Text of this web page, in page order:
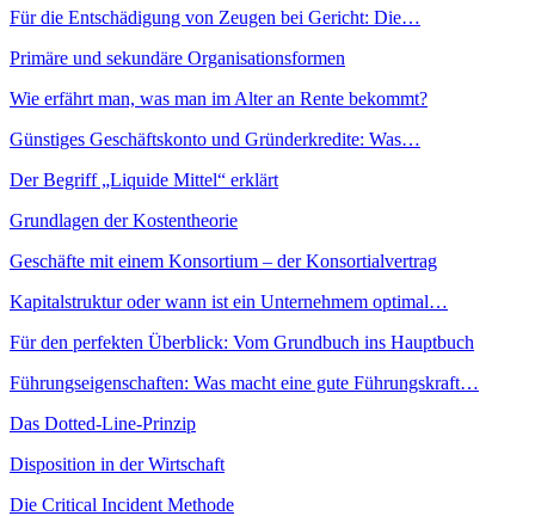
Für die Entschädigung von Zeugen bei Gericht: Die…
Primäre und sekundäre Organisationsformen
Wie erfährt man, was man im Alter an Rente bekommt?
Günstiges Geschäftskonto und Gründerkredite: Was…
Der Begriff „Liquide Mittel“ erklärt
Grundlagen der Kostentheorie
Geschäfte mit einem Konsortium – der Konsortialvertrag
Kapitalstruktur oder wann ist ein Unternehmem optimal…
Für den perfekten Überblick: Vom Grundbuch ins Hauptbuch
Führungseigenschaften: Was macht eine gute Führungskraft…
Das Dotted-Line-Prinzip
Disposition in der Wirtschaft
Die Critical Incident Methode